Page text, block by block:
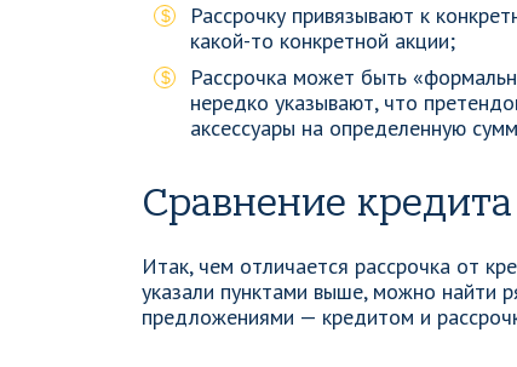
Рассрочку привязывают к
какой-то конкретной акции;
Рассрочка может быть
нередко указывают, что
аксессуары на определенную
Сравнение
Итак, чем отличается рассрочка от
указали пунктами выше, можно найти
предложениями — кредитом и